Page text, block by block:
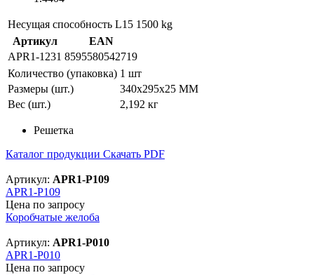
Несущая способность L15 1500 kg
Артикул
EAN
APR1-1231 8595580542719
Количество (упаковка) 1 шт
Размеры (шт.)
340x295x25 MM
Вес (шт.)
2,192 кг
Решетка
Каталог продукции Скачать PDF
Артикул: APR1-P109
APR1-P109
Цена по запросу
Коробчатые желоба
Артикул: APR1-P010
APR1-P010
Цена по запросу